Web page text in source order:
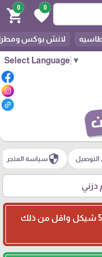
Select Language ▼
0
favorite
0
shopping_cart
لانش بوكس
التوصيل securityسياسة المتجر
دزني
الزبائن الكرام ادنى قيمة طلبيه للجمله هو 500 شيكل واقل من ذلك